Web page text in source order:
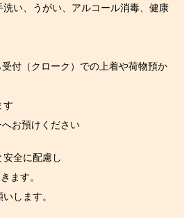
洗い、うがい、アルコール消毒、健康
付（クローク）での上着や荷物預か
す
お預けください
全に配慮し
ます。
します。